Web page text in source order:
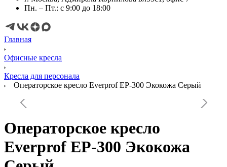
Пн. – Пт.: с 9:00 до 18:00
Главная
Офисные кресла
Кресла для персонала
Операторское кресло Everprof EP-300 Экокожа Серый
Операторское кресло
Everprof EP-300 Экокожа